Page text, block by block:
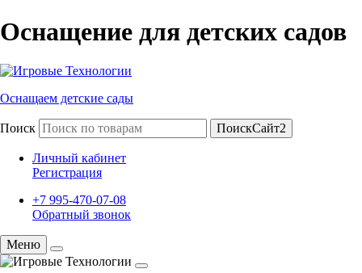
Оснащение для детских садов
Оснащаем детские сады
Поиск ПоискСайт2
Личный кабинет
Регистрация
+7 995-470-07-08
Обратный звонок
Меню